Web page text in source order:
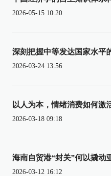
2026-05-15 10:20
深刻把握中等发达国家水平
2026-03-24 13:56
以人为本，情绪消费如何激
2026-03-18 09:18
海南自贸港“封关”何以撬动
2026-03-12 16:12